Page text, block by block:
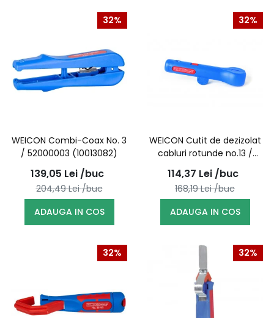
32%
WEICON Combi-Coax No. 3
/ 52000003 (10013082)
139,05 Lei /buc
204,49Lei /buc
ADAUGA IN COS
32%
WEICON Cutit de dezizolat
cabluri rotunde no.13 /
52000013 (10006883)
114,37 Lei /buc
168,19Lei /buc
ADAUGA IN COS
32% 32%